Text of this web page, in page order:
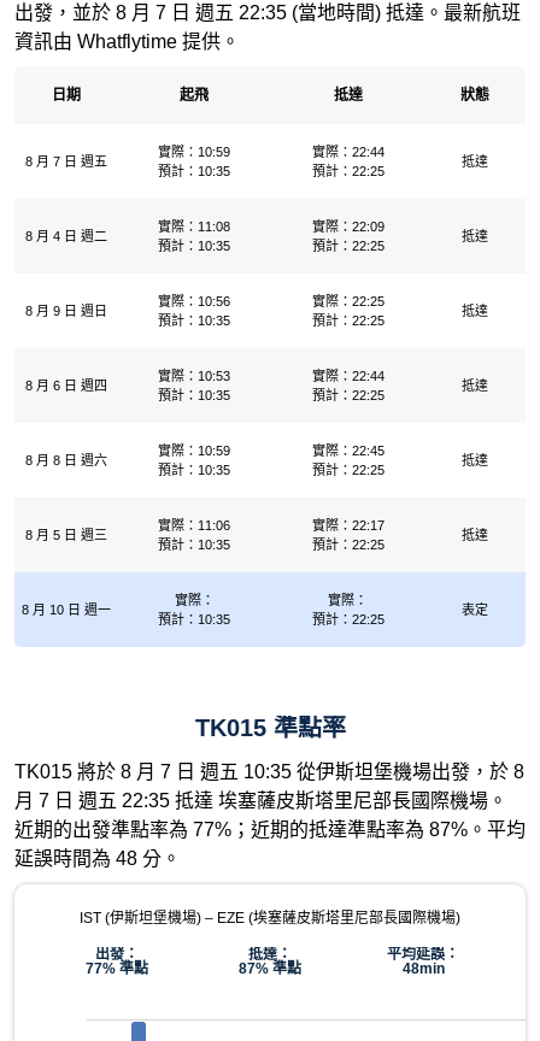
出發，並於 8 月 7 日 週五 22:35 (當地時間) 抵達。最新航班
資訊由 Whatflytime 提供。
日期 起飛 抵達 狀態
8 月 7 日 週五
實際：10:59
預計：10:35
實際：22:44
預計：22:25
抵達
8 月 4 日 週二
實際：11:08
預計：10:35
實際：22:09
預計：22:25
抵達
8 月 9 日 週日
實際：10:56
預計：10:35
實際：22:25
預計：22:25
抵達
8 月 6 日 週四
實際：10:53
預計：10:35
實際：22:44
預計：22:25
抵達
8 月 8 日 週六
實際：10:59
預計：10:35
實際：22:45
預計：22:25
抵達
8 月 5 日 週三
實際：11:06
預計：10:35
實際：22:17
預計：22:25
抵達
8 月 10 日 週一
實際：
預計：10:35
實際：
預計：22:25
表定
TK015 準點率
TK015 將於 8 月 7 日 週五 10:35 從伊斯坦堡機場出發，於 8
月 7 日 週五 22:35 抵達 埃塞薩皮斯塔里尼部長國際機場。
近期的出發準點率為 77%；近期的抵達準點率為 87%。平均
延誤時間為 48 分。
IST (伊斯坦堡機場) – EZE (埃塞薩皮斯塔里尼部長國際機場)
出發：
77% 準點
抵達：
87% 準點
平均延誤：
48min